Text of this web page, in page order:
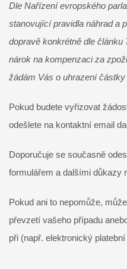
Dle Nařízení evropského
stanovující pravidla náhrad a
dopravě konkrétně dle článku
nárok na kompenzaci za
žádám Vás o uhrazení
Pokud budete vyřizovat
odešlete na kontaktní email
Doporučuje se současně
formulářem a dalšími důkazy
Pokud ani to nepomůže,
převzetí vašeho případu
při (např. elektronický